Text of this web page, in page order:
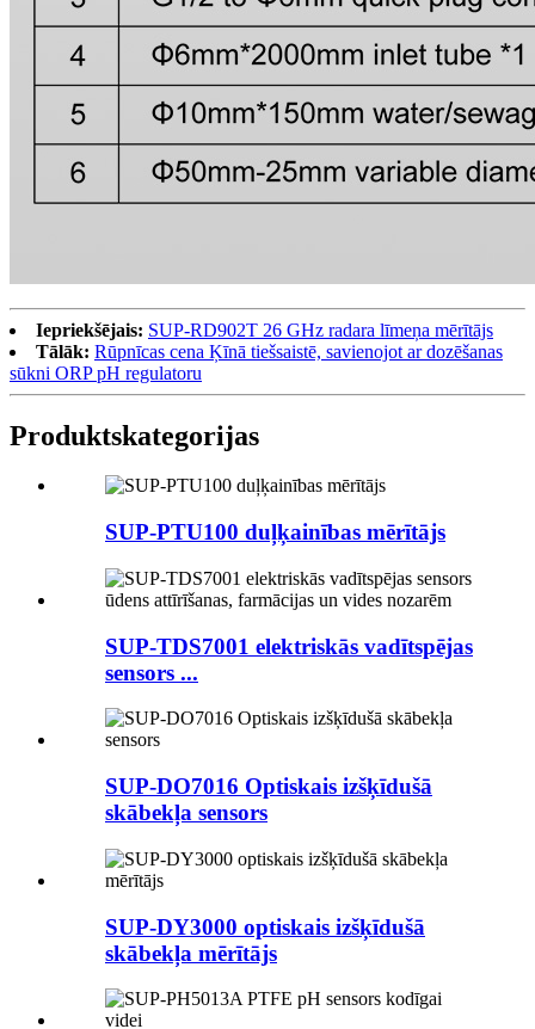
Iepriekšējais: SUP-RD902T 26 GHz radara līmeņa mērītājs
Tālāk: Rūpnīcas cena Ķīnā tiešsaistē, savienojot ar dozēšanas
sūkni ORP pH regulatoru
Produktskategorijas
SUP-PTU100 duļķainības mērītājs
SUP-TDS7001 elektriskās vadītspējas
sensors ...
SUP-DO7016 Optiskais izšķīdušā
skābekļa sensors
SUP-DY3000 optiskais izšķīdušā
skābekļa mērītājs